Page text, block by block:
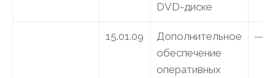
DVD-диске
15.01.09
Дополнительное
обеспечение
оперативных
―